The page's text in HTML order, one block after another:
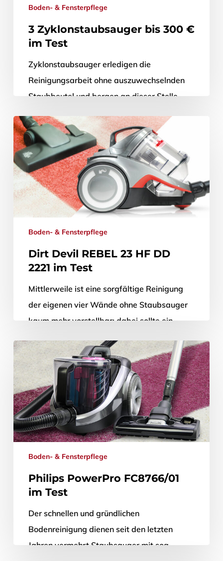
Boden- & Fensterpflege
3 Zyklonstaubsauger bis 300 €
im Test
Zyklonstaubsauger erledigen die
Reinigungsarbeit ohne auszuwechselnden
Staubbeutel und bergen an dieser Stelle
TESTMAGAZIN die Handhabung, Leistung
und Reinigung von…
8. Februar 2016
Boden- & Fensterpflege
Dirt Devil REBEL 23 HF DD
2221 im Test
Mittlerweile ist eine sorgfältige Reinigung
der eigenen vier Wände ohne Staubsauger
kaum mehr vorstellbar; dabei sollte ein
handhaben sein, sondern…
28. Dezember 2014
Boden- & Fensterpflege
Philips PowerPro FC8766/01
im Test
Der schnellen und gründlichen
Bodenreinigung dienen seit den letzten
Jahren vermehrt Staubsauger mit sog.